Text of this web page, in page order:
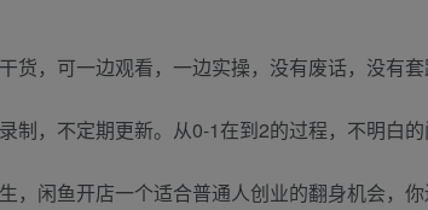
货，可一边观看，一边实操，没有废话，没有
制，不定期更新。从0-1在到2的过程，不明白
，闲鱼开店一个适合普通人创业的翻身机会，你